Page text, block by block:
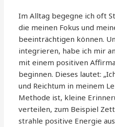
Im Alltag begegne ich oft
die meinen Fokus und
beeinträchtigen können.
integrieren, habe ich mir
mit einem positiven
beginnen. Dieses lautet:
und Reichtum in meinem
Methode ist, kleine
verteilen, zum Beispiel
strahle positive Energie